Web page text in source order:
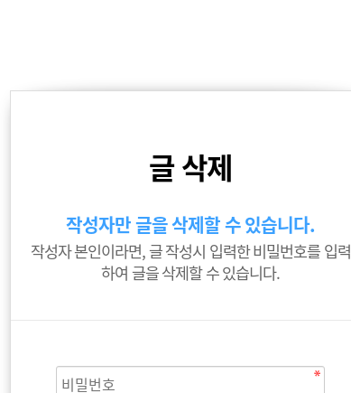
글 삭제
작성자만 글을 삭제할 수 있습니다.
작성자 본인이라면, 글 작성시 입력한 비밀번호를 입력
하여 글을 삭제할 수 있습니다.